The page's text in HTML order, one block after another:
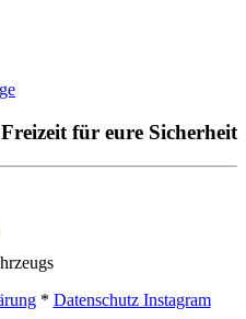
für eure Sicherheit
* Datenschutz Instagram